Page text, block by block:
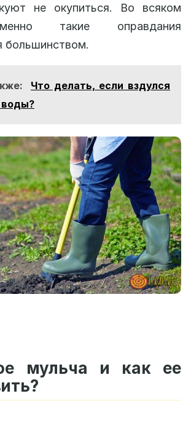
не окупиться. Во всяком
такие оправдания
большинством.
Что делать, если вздулся
воды?
мульча и как ее